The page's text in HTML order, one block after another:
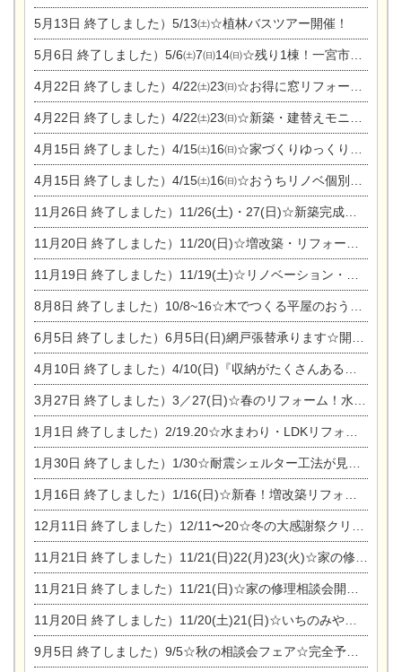
5月13日 終了しました）5/13㈯☆植林バスツアー開催！
5月6日 終了しました）5/6㈯7㈰14㈰☆残り1棟！一宮市限定モニター募集相談会(新築・建替え)
4月22日 終了しました）4/22㈯23㈰☆お得に窓リフォーム個別相談会
4月22日 終了しました）4/22㈯23㈰☆新築・建替えモニター募集個別相談会
4月15日 終了しました）4/15㈯16㈰☆家づくりゆっくりじっくり個別相談会
4月15日 終了しました）4/15㈯16㈰☆おうちリノベ個別相談会
11月26日 終了しました）11/26(土)・27(日)☆新築完成見学会 in一宮市あずら
11月20日 終了しました）11/20(日)☆増改築・リフォームまつり＆秋の味覚まつり＆芸術祭
11月19日 終了しました）11/19(土)☆リノベーション・家の修理まつり＆増改築・リフォームまつりin扶桑ゴルフ
8月8日 終了しました）10/8~16☆木でつくる平屋のおうちのつくり方【完全予約制】
6月5日 終了しました）6月5日(日)網戸張替承ります☆開催！
4月10日 終了しました）4/10(日)『収納がたくさんあるおうち現場見学会』
3月27日 終了しました）3／27(日)☆春のリフォーム！水まわりLDKリフォーム相談会&今がチャンス！エアコン相談会
1月1日 終了しました）2/19.20☆水まわり・LDKリフォーム相談会＆エアコン相談会
1月30日 終了しました）1/30☆耐震シェルター工法が見れる完成見学会
1月16日 終了しました）1/16(日)☆新春！増改築リフォーム&家の修理まつり
12月11日 終了しました）12/11〜20☆冬の大感謝祭クリスマス相談会開催
11月21日 終了しました）11/21(日)22(月)23(火)☆家の修理まつり＆増改築リフォーム相談会
11月21日 終了しました）11/21(日)☆家の修理相談会開催 in 扶桑オークビレッジ
11月20日 終了しました）11/20(土)21(日)☆いちのみや逸品市に出店します【ひのきのバラ販売】
9月5日 終了しました）9/5☆秋の相談会フェア☆完全予約制